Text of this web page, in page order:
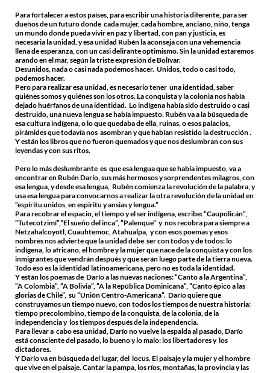
Para fortalecer a estos países, para escribir una historia diferente, para ser
dueños de un futuro donde cada mujer, cada hombre, anciano, niño, tenga
un mundo donde pueda vivir en paz y libertad, con pan y justicia, es
necesaria la unidad, y esa unidad Rubén la aconseja con una vehemencia
llena de esperanza, con un casi delirante optimismo. Sin la unidad estaremos
arando en el mar, según la triste expresión de Bolívar.
Desunidos, nada o casi nada podemos hacer. Unidos, todo o casi todo,
podemos hacer.
Pero para realizar esa unidad, es necesario tener una identidad, saber
quiénes somos y quiénes son los otros. La conquista y la colonia nos había
dejado huérfanos de una identidad. Lo indígena había sido destruido o casi
destruido, una nueva lengua se había impuesto. Rubén va a la búsqueda de
esa cultura indígena, o lo que quedaba de ella, ruinas, o esos palacios,
pirámides que todavía nos asombran y que habían resistido la destrucción .
Y están los libros que no fueron quemados y que nos deslumbran con sus
leyendas y con sus ritos.
Pero lo más deslumbrante es que esa lengua que se había impuesto, va a
encontrar en Rubén Darío, sus más hermosos y sorprendentes milagros, con
esa lengua, y desde esa lengua, Rubén comienza la revolución de la palabra, y
usa esa lengua para convocarnos a realizar la otra revolución de la unidad en
“espíritu unidos, en espiritu y ansias y lengua.”
Para recobrar el espacio, el tiempo y el ser indígena, escribe: “Caupolicán”,
“Tutecotzimí”,”El sueño del inca”, “Palenque” y nos recobra para siempre a
Netzahalcoyotl, Cuauhtemoc, Atahualpa, y con esos poemas y esos
nombres nos advierte que la unidad debe ser con todos y de todos: lo
indígena, lo africano, el hombre y la mujer que nace de la conquista y con los
inmigrantes que vendrán después y que serán luego parte de la tierra nueva.
Todo eso es la identidad latinoamericana, pero no es toda la identidad.
Y están los poemas de Darío a las nuevas naciones: “Canto a la Argentina”,
“A Colombia”, “A Bolivia”, “A la República Dominicana”, “Canto épico a las
glorias de Chile”, su “Unión Centro-Americana”. Darío quiere que
construyamos un tiempo nuevo, con todos los tiempos de nuestra historia:
tiempo precolombino, tiempo de la conquista, de la colonia, de la
independencia y los tiempos después de la independencia.
Para llevar a cabo esa unidad, Darío no vuelve la espalda al pasado, Darío
está consciente del pasado, lo bueno y lo malo: los libertadores y los
dictadores.
Y Darío va en búsqueda del lugar, del locus. El paisaje y la mujer y el hombre
que vive en el paisaje. Cantar la pampa, los ríos, montañas, la provincia y las